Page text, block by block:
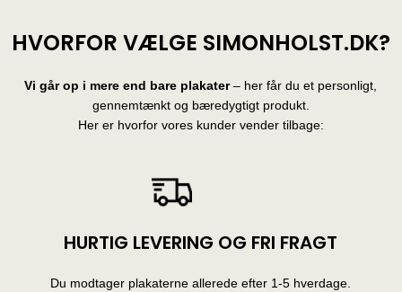
HVORFOR VÆLGE SIMONHOLST.DK?
Vi går op i mere end bare plakater– her får du et personligt,
gennemtænkt og bæredygtigt produkt.
Her er hvorfor vores kunder vender tilbage:
HURTIG LEVERING OG FRI FRAGT
Du modtager plakaterne allerede efter 1-5 hverdage.